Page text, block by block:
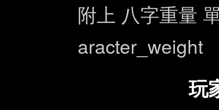
附上 八字重量
aracter_weight
玩